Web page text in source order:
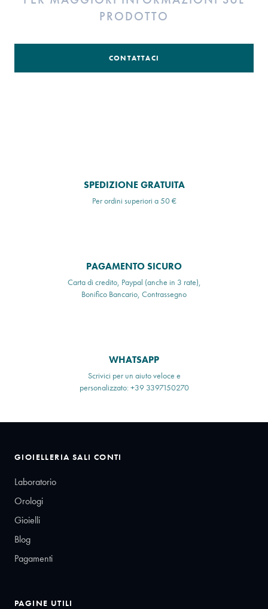
PRODOTTO
CONTATTACI
SPEDIZIONE GRATUITA
Per ordini superiori a 50 €
PAGAMENTO SICURO
Carta di credito, Paypal (anche in 3 rate),
Bonifico Bancario, Contrassegno
WHATSAPP
Scrivici per un aiuto veloce e
personalizzato: +39 3397150270
GIOIELLERIA SALI CONTI
Laboratorio
Orologi
Gioielli
Blog
Pagamenti
PAGINE UTILI